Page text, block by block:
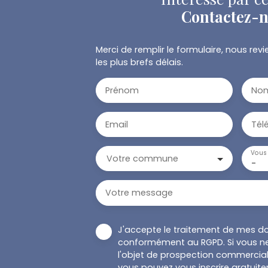
Contactez-
Merci de remplir le formulaire, nous
les plus brefs délais.
Prénom
Email
Votre commune -
Vous
Votre message
J'accepte le traitement de mes
conformément au RGPD. Si vous
l'objet de prospection